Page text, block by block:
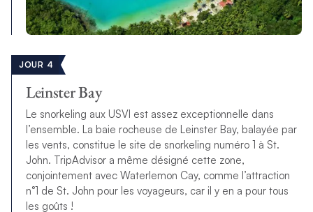
JOUR 4
Leinster Bay
Le snorkeling aux USVI est assez exceptionnelle dans
l’ensemble. La baie rocheuse de Leinster Bay, balayée par
les vents, constitue le site de snorkeling numéro 1 à St.
John. TripAdvisor a même désigné cette zone,
conjointement avec Waterlemon Cay, comme l’attraction
n°1 de St. John pour les voyageurs, car il y en a pour tous
les goûts !